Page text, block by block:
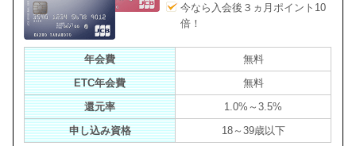
今なら入会後３ヵ月ポイント10
倍！
年会費
無料
ETC年会費
無料
還元率
1.0%～3.5%
申し込み資格
18～39歳以下